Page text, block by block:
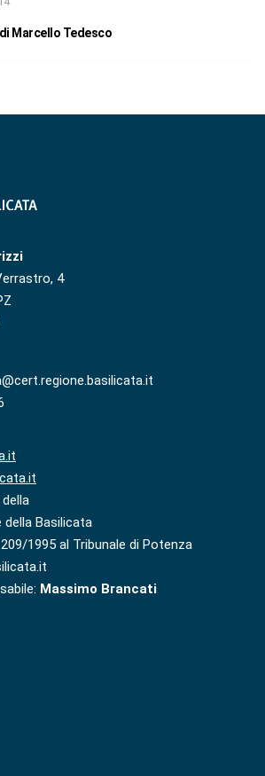
Marcello Tedesco
4
della Basilicata
1995 al Tribunale di Potenza
Massimo Brancati